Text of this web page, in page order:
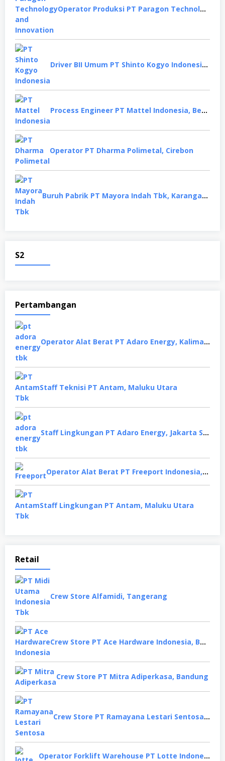
Operator Produksi PT Paragon Technology and Innovation, Tangerang
Driver BII Umum PT Shinto Kogyo Indonesia, Karawang
Process Engineer PT Mattel Indonesia, Bekasi
Operator PT Dharma Polimetal, Cirebon
Buruh Pabrik PT Mayora Indah Tbk, Karanganyar
S2
Pertambangan
Operator Alat Berat PT Adaro Energy, Kalimantan Selatan
Staff Teknisi PT Antam, Maluku Utara
Staff Lingkungan PT Adaro Energy, Jakarta Selatan
Operator Alat Berat PT Freeport Indonesia, Papua
Staff Lingkungan PT Antam, Maluku Utara
Retail
Crew Store Alfamidi, Tangerang
Crew Store PT Ace Hardware Indonesia, Bekasi
Crew Store PT Mitra Adiperkasa, Bandung
Crew Store PT Ramayana Lestari Sentosa, Jakarta Selatan
Operator Forklift Warehouse PT Lotte Indonesia, Cikarang